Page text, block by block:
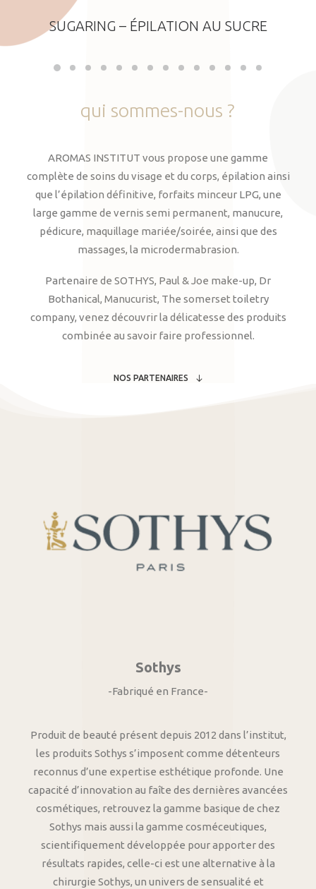
SUGARING – ÉPILATION AU SUCRE
qui sommes-nous ?
AROMAS INSTITUT vous propose une gamme
complète de soins du visage et du corps, épilation ainsi
que l’épilation définitive, forfaits minceur LPG, une
large gamme de vernis semi permanent, manucure,
pédicure, maquillage mariée/soirée, ainsi que des
massages, la microdermabrasion.
Partenaire de SOTHYS, Paul & Joe make-up, Dr
Bothanical, Manucurist, The somerset toiletry
company, venez découvrir la délicatesse des produits
combinée au savoir faire professionnel.
NOS PARTENAIRES
Sothys
-Fabriqué en France-
Produit de beauté présent depuis 2012 dans l’institut,
les produits Sothys s’imposent comme détenteurs
reconnus d’une expertise esthétique profonde. Une
capacité d’innovation au faîte des dernières avancées
cosmétiques, retrouvez la gamme basique de chez
Sothys mais aussi la gamme cosméceutiques,
scientifiquement développée pour apporter des
résultats rapides, celle-ci est une alternative à la
chirurgie Sothys, un univers de sensualité et